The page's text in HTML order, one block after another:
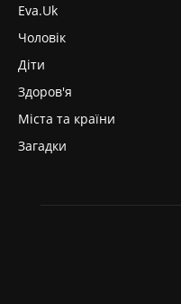
Eva.Uk
Чоловік
Діти
Здоров'я
Міста та країни
Загадки